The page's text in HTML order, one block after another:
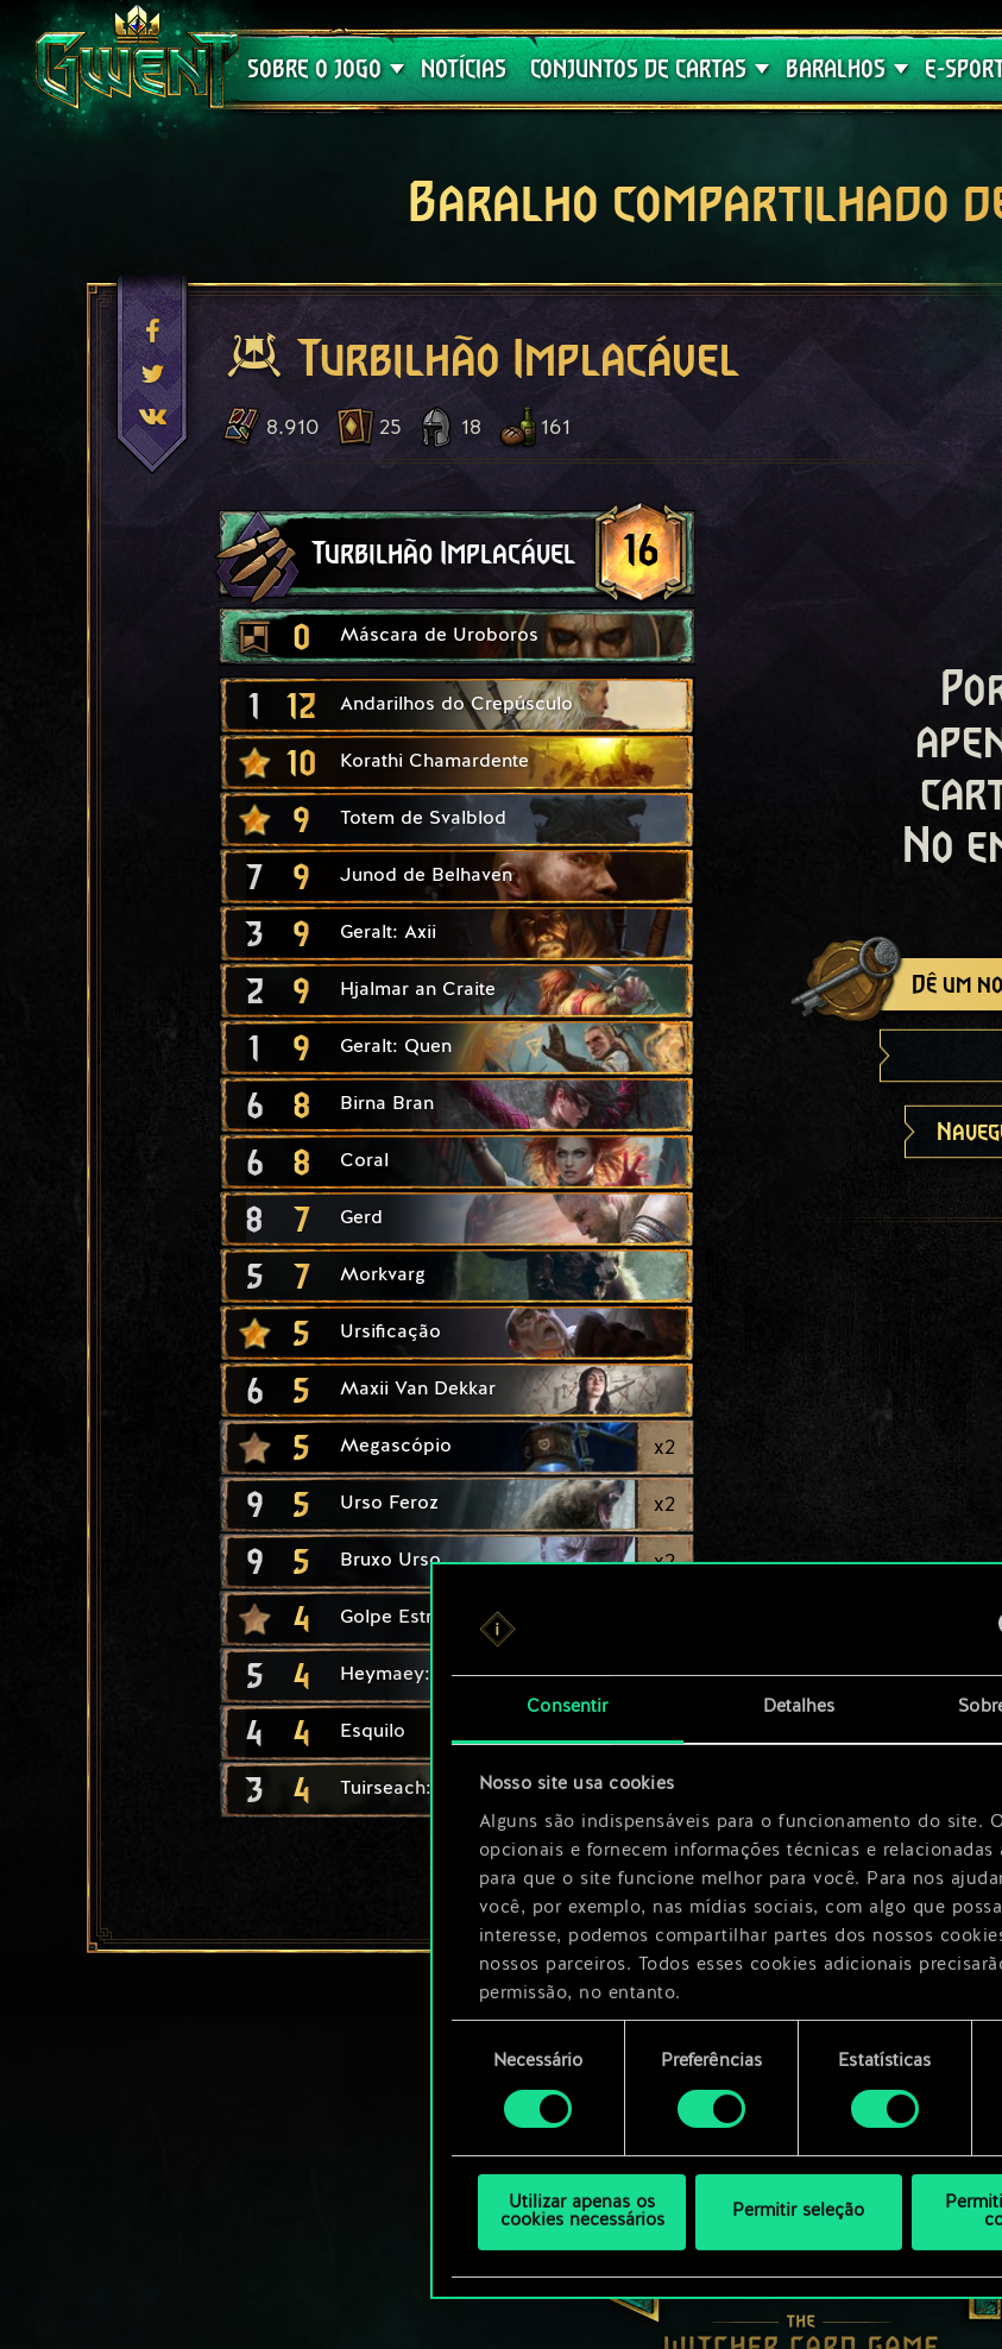
Consentir Detalhes
Nosso site usa cookies
Alguns são indispensáveis para o funcionamento do site.
opcionais e fornecem informações técnicas e relacionadas
para que o site funcione melhor para você. Para nos
você, por exemplo, nas mídias sociais, com algo que
interesse, podemos compartilhar partes dos nossos
nossos parceiros. Todos esses cookies adicionais
permissão, no entanto.
Você encontrará todos os detalhes sobre o uso de
consentimento
Necessário Preferências Estatísticas
Utilizar apenas os
cookies necessários
Permitir seleção
SOBRE O JOGO
Suporte
NOTÍCIAS CONJUNTOS DE CARTAS
Crimson Curse
BARALHOS
Guia de Baralhos
E-
Baralho compartilhado de
Turbilhão Implacável
8.910 25 18 161
Turbilhão Implacável 16
0 Máscara de Uroboros
1 12 Andarilhos do Crepúsculo
10 Korathi Chamardente
9 Totem de Svalblod
7 9 Junod de Belhaven
3 9 Geralt: Axii
2 9 Hjalmar an Craite
1 9 Geralt: Quen
6 8 Birna Bran
6 8 Coral
8 7 Gerd
5 7 Morkvarg
5 Ursificação
6 5 Maxii Van Dekkar
5 Megascópio x2
9 5 Urso Feroz x2
9 5 Bruxo Urso x2
4 Golpe Estripador
5 4 Heymaey: Escaldo
4 4 Esquilo
3 4 Tuirseach: Combatente x2
No
Dê um